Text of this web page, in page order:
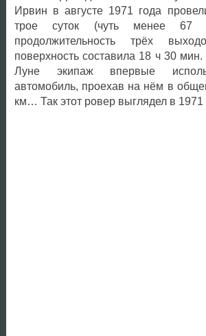
Ирвин в августе 1971 года
трое суток (чуть менее 67
продолжительность трёх
поверхность составила 18 ч 30
Луне экипаж впервые
автомобиль, проехав на нём в
км… Так этот ровер выглядел в 1971